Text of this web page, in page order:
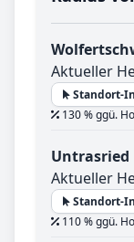
Aktueller
Standort-
130 % ggü.
Untrasried
Aktueller
Standort-
110 % ggü.